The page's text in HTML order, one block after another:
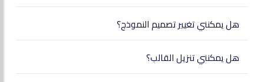
هل يمكنني تغيير تصميم النموذج؟
هل يمكنني تنزيل القالب؟